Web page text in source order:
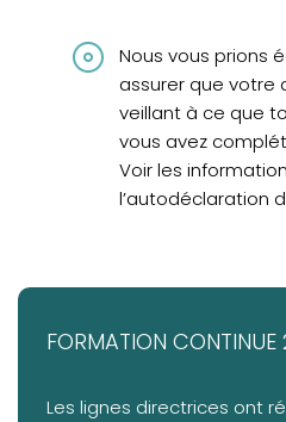
Nous vous prions
assurer que votre
veillant à ce que
vous avez
Voir les
l’autodéclaration
FORMATION
Les lignes directrices ont